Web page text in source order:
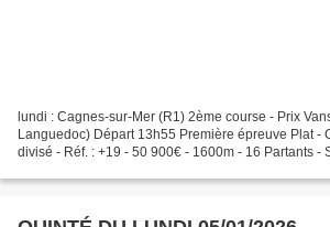
lundi : Cagnes-sur-Mer (R1) 2ème course - Prix
Languedoc) Départ 13h55 Première épreuve Plat -
divisé - Réf. : +19 - 50 900€ - 1600m - 16 Partants -